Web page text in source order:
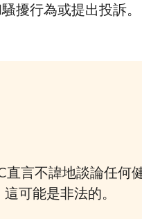
擾行為或提出投訴。
言不諱地談論任何
可能是非法的。